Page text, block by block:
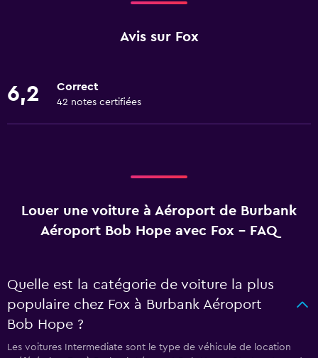
Avis sur Fox
6,2 Correct
42 notes certifiées
Louer une voiture à Aéroport de Burbank
Aéroport Bob Hope avec Fox - FAQ
Quelle est la catégorie de voiture la plus
populaire chez Fox à Burbank Aéroport
Bob Hope ?
Les voitures Intermediate sont le type de véhicule de location